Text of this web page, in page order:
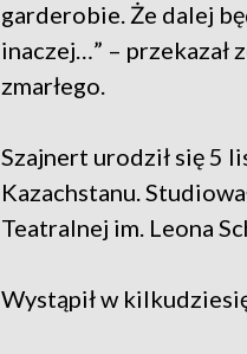
garderobie. Że dalej
inaczej…” – przekazał
zmarłego.
Szajnert urodził się 5
Kazachstanu.
Teatralnej im. Leona
Wystąpił w